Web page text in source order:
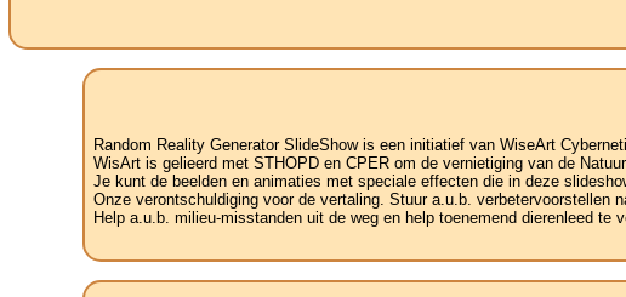
Random Reality Generator SlideShow is een initiatief van WiseArt
WisArt is gelieerd met STHOPD en CPER om de vernietiging van de
Je kunt de beelden en animaties met speciale effecten die in deze
Onze verontschuldiging voor de vertaling. Stuur a.u.b. verbetervoorstellen
Help a.u.b. milieu-misstanden uit de weg en help toenemend dierenleed